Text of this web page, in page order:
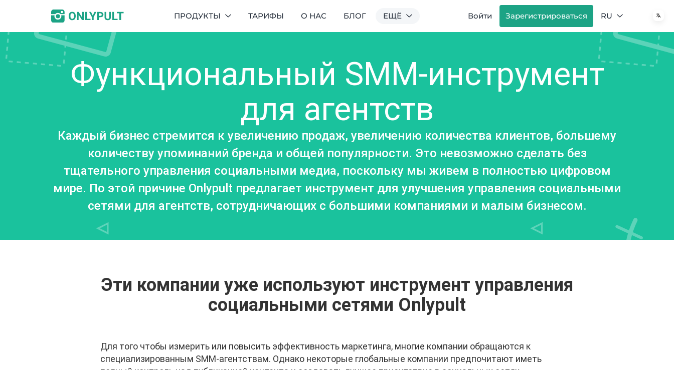
ПРОДУКТЫ ТАРИФЫ О НАС БЛОГ ЕЩЁ Войти Зарегистрироваться RU
Функциональный SMM-инструмент
для агентств
Каждый бизнес стремится к увеличению продаж, увеличению количества клиентов, большему
количеству упоминаний бренда и общей популярности. Это невозможно сделать без
тщательного управления социальными медиа, поскольку мы живем в полностью цифровом
мире. По этой причине Onlypult предлагает инструмент для улучшения управления социальными
сетями для агентств, сотрудничающих с большими компаниями и малым бизнесом.
Эти компании уже используют инструмент управления
социальными сетями Onlypult
Для того чтобы измерить или повысить эффективность маркетинга, многие компании обращаются к
специализированным SMM-агентствам. Однако некоторые глобальные компании предпочитают иметь